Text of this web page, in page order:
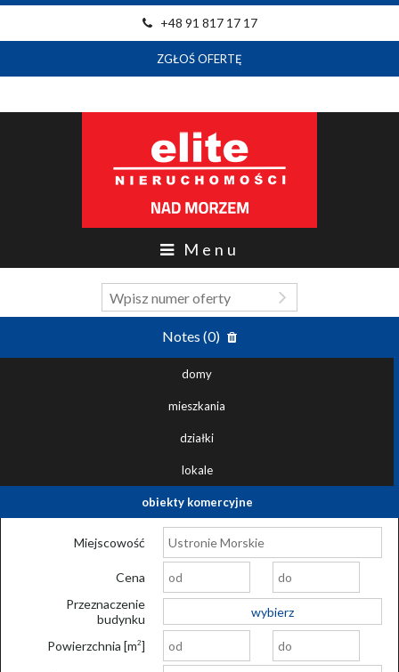
+48 91 817 17 17
ZGŁOŚ OFERTĘ
Menu
Notes (0)
domy
mieszkania
działki
lokale
obiekty komercyjne
Miejscowość
Cena
Przeznaczenie
budynku
wybierz
Powierzchnia [m2]